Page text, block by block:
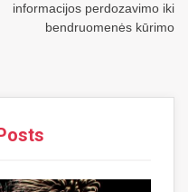
informacijos perdozavimo iki
bendruomenės kūrimo